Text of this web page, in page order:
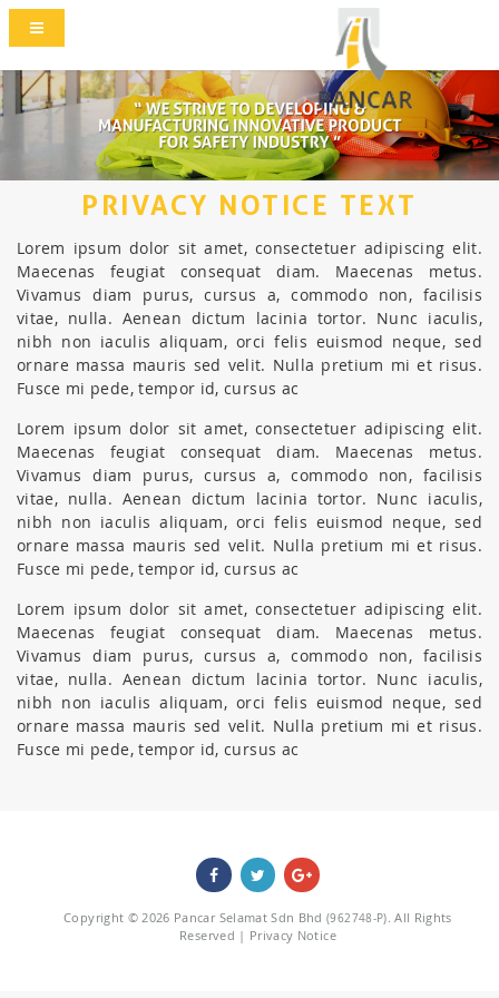
PRIVACY NOTICE TEXT
Lorem ipsum dolor sit amet, consectetuer adipiscing elit.
Maecenas feugiat consequat diam. Maecenas metus.
Vivamus diam purus, cursus a, commodo non, facilisis
vitae, nulla. Aenean dictum lacinia tortor. Nunc iaculis,
nibh non iaculis aliquam, orci felis euismod neque, sed
ornare massa mauris sed velit. Nulla pretium mi et risus.
Fusce mi pede, tempor id, cursus ac
Lorem ipsum dolor sit amet, consectetuer adipiscing elit.
Maecenas feugiat consequat diam. Maecenas metus.
Vivamus diam purus, cursus a, commodo non, facilisis
vitae, nulla. Aenean dictum lacinia tortor. Nunc iaculis,
nibh non iaculis aliquam, orci felis euismod neque, sed
ornare massa mauris sed velit. Nulla pretium mi et risus.
Fusce mi pede, tempor id, cursus ac
Lorem ipsum dolor sit amet, consectetuer adipiscing elit.
Maecenas feugiat consequat diam. Maecenas metus.
Vivamus diam purus, cursus a, commodo non, facilisis
vitae, nulla. Aenean dictum lacinia tortor. Nunc iaculis,
nibh non iaculis aliquam, orci felis euismod neque, sed
ornare massa mauris sed velit. Nulla pretium mi et risus.
Fusce mi pede, tempor id, cursus ac
Copyright © 2026 Pancar Selamat Sdn Bhd(962748-P). All Rights
Reserved | Privacy Notice